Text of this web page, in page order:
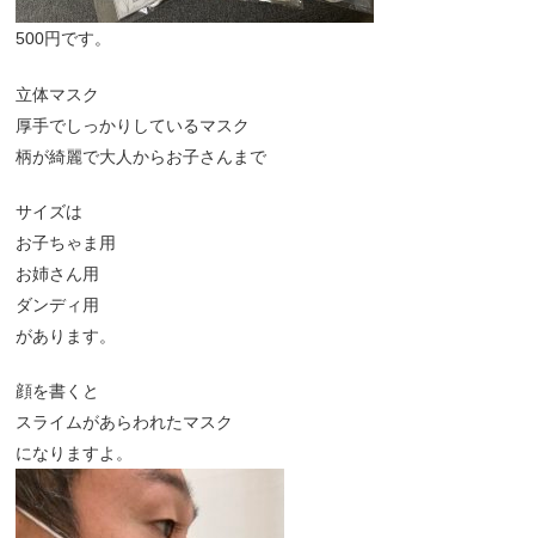
500円です。
立体マスク
厚手でしっかりしているマスク
柄が綺麗で大人からお子さんまで
サイズは
お子ちゃま用
お姉さん用
ダンディ用
があります。
顔を書くと
スライムがあらわれたマスク
になりますよ。